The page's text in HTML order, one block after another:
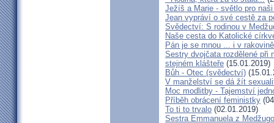
Ježíš a Marie - světlo pro
Jean vypráví o své cestě za
Svědectví: S rodinou v
Naše cesta do Katolické
Pán je se mnou ... i v
Sestry dvojčata rozdělené při
stejném klášteře (15.01.2019)
Bůh - Otec (svědectví)
V manželství se dá žít
Moc modlitby - Tajemství
Příběh obrácení feministky
To ti to trvalo (02.01.2019)
Sestra Emmanuela z